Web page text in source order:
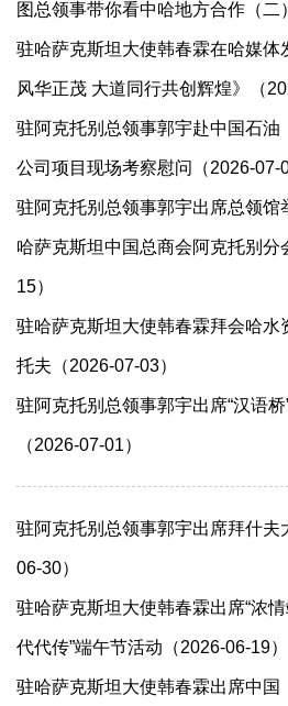
图总领事带你看中哈地方合作（二
驻哈萨克斯坦大使韩春霖在哈媒体
风华正茂 大道同行共创辉煌》（
驻阿克托别总领事郭宇赴中国石油
公司项目现场考察慰问（2026-07-
驻阿克托别总领事郭宇出席总领馆
哈萨克斯坦中国总商会阿克托别分
15）
驻哈萨克斯坦大使韩春霖拜会哈水
托夫（2026-07-03）
驻阿克托别总领事郭宇出席“汉语
（2026-07-01）
驻阿克托别总领事郭宇出席拜什夫
06-30）
驻哈萨克斯坦大使韩春霖出席“浓
代代传”端午节活动（2026-06-19）
驻哈萨克斯坦大使韩春霖出席中